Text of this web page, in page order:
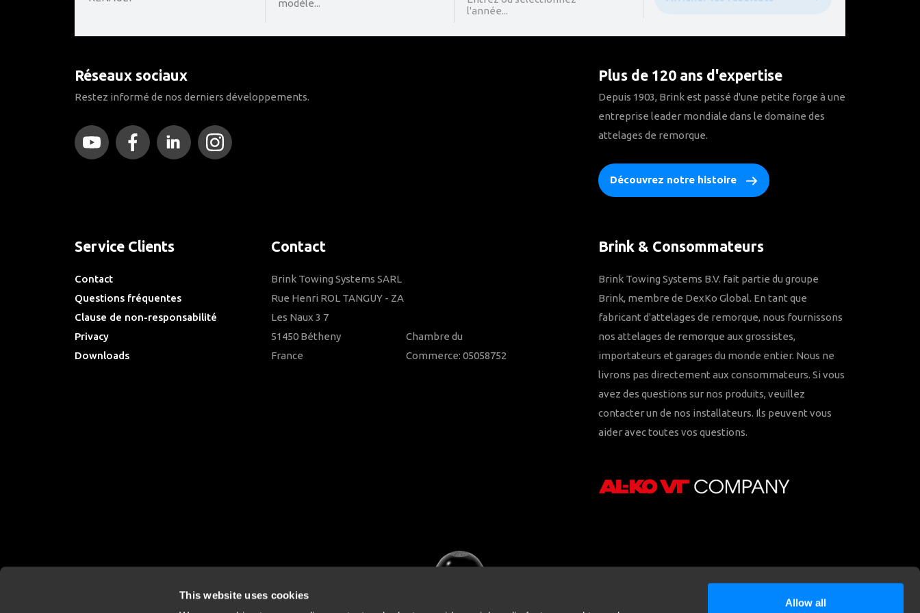
This website uses cookies
Allow all
modèle...
l'année...
Réseaux sociaux
Restez informé de nos derniers développements.
Plus de 120 ans d'expertise
Depuis 1903, Brink est passé d'une petite forge à une
entreprise leader mondiale dans le domaine des
attelages de remorque.
Découvrez notre histoire
Service Clients
Contact
Questions fréquentes
Clause de non-responsabilité
Privacy
Downloads
Contact
Brink Towing Systems SARL
Rue Henri ROL TANGUY - ZA
Les Naux 3 7
51450 Bétheny
France
Chambre du
Commerce: 05058752
Brink & Consommateurs
Brink Towing Systems B.V. fait partie du groupe
Brink, membre de DexKo Global. En tant que
fabricant d'attelages de remorque, nous fournissons
nos attelages de remorque aux grossistes,
importateurs et garages du monde entier. Nous ne
livrons pas directement aux consommateurs. Si vous
avez des questions sur nos produits, veuillez
contacter un de nos installateurs. Ils peuvent vous
aider avec toutes vos questions.